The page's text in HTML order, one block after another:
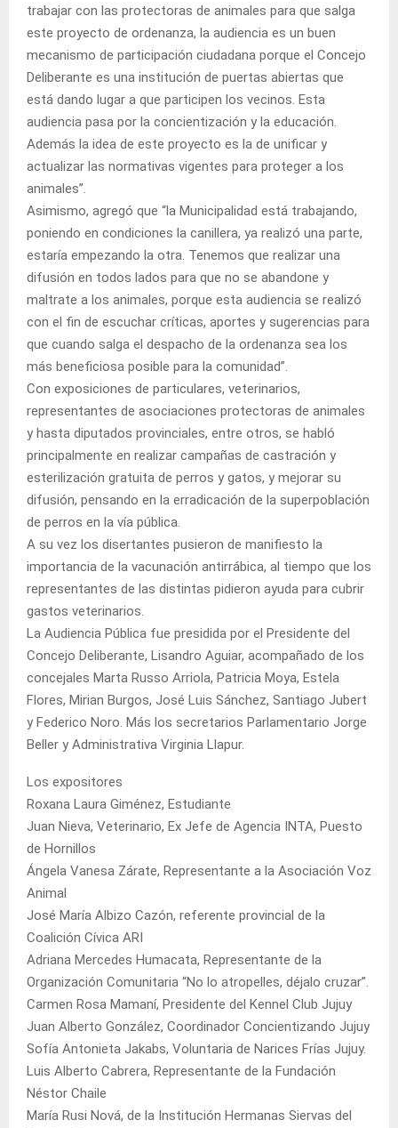
trabajar con las protectoras de animales para que salga
este proyecto de ordenanza, la audiencia es un buen
mecanismo de participación ciudadana porque el Concejo
Deliberante es una institución de puertas abiertas que
está dando lugar a que participen los vecinos. Esta
audiencia pasa por la concientización y la educación.
Además la idea de este proyecto es la de unificar y
actualizar las normativas vigentes para proteger a los
animales”.
Asimismo, agregó que “la Municipalidad está trabajando,
poniendo en condiciones la canillera, ya realizó una parte,
estaría empezando la otra. Tenemos que realizar una
difusión en todos lados para que no se abandone y
maltrate a los animales, porque esta audiencia se realizó
con el fin de escuchar críticas, aportes y sugerencias para
que cuando salga el despacho de la ordenanza sea los
más beneficiosa posible para la comunidad”.
Con exposiciones de particulares, veterinarios,
representantes de asociaciones protectoras de animales
y hasta diputados provinciales, entre otros, se habló
principalmente en realizar campañas de castración y
esterilización gratuita de perros y gatos, y mejorar su
difusión, pensando en la erradicación de la superpoblación
de perros en la vía pública.
A su vez los disertantes pusieron de manifiesto la
importancia de la vacunación antirrábica, al tiempo que los
representantes de las distintas pidieron ayuda para cubrir
gastos veterinarios.
La Audiencia Pública fue presidida por el Presidente del
Concejo Deliberante, Lisandro Aguiar, acompañado de los
concejales Marta Russo Arriola, Patricia Moya, Estela
Flores, Mirian Burgos, José Luis Sánchez, Santiago Jubert
y Federico Noro. Más los secretarios Parlamentario Jorge
Beller y Administrativa Virginia Llapur.
Los expositores
Roxana Laura Giménez, Estudiante
Juan Nieva, Veterinario, Ex Jefe de Agencia INTA, Puesto
de Hornillos
Ángela Vanesa Zárate, Representante a la Asociación Voz
Animal
José María Albizo Cazón, referente provincial de la
Coalición Cívica ARI
Adriana Mercedes Humacata, Representante de la
Organización Comunitaria “No lo atropelles, déjalo cruzar”.
Carmen Rosa Mamaní, Presidente del Kennel Club Jujuy
Juan Alberto González, Coordinador Concientizando Jujuy
Sofía Antonieta Jakabs, Voluntaria de Narices Frías Jujuy.
Luis Alberto Cabrera, Representante de la Fundación
Néstor Chaile
María Rusi Nová, de la Institución Hermanas Siervas del